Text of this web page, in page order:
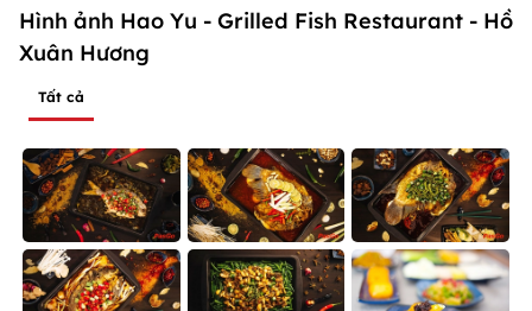
Hình ảnh Hao Yu - Grilled Fish Restaurant - Hồ
Xuân Hương
Tất cả